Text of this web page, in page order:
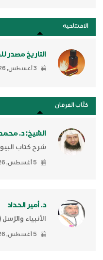
الافتتاحية
التاريخ مصدر
3 أغسطس, 2026
كتَّاب الفرقان
الشيخ: د.
شرح كتاب
5 أغسطس, 2026
د. أمير الحداد
الأنبياء والرّسل
5 أغسطس, 2026